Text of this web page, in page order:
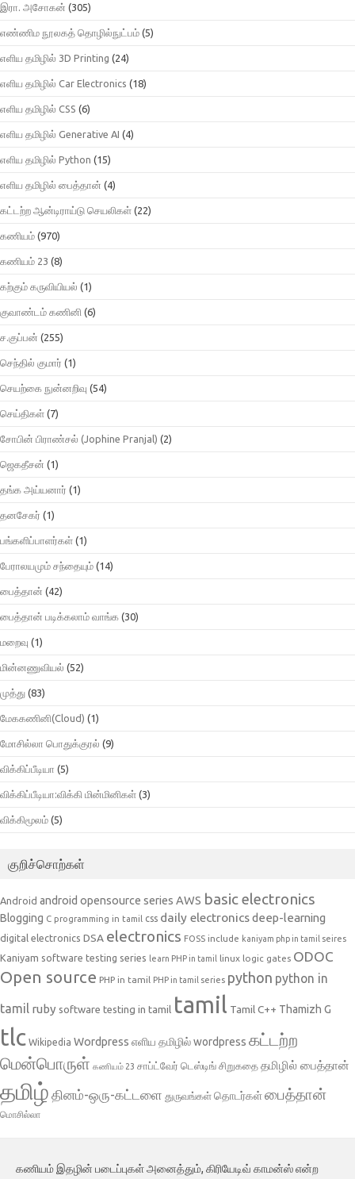
இரா. அசோகன் (305)
எண்ணிம நூலகத் தொழில்நுட்பம் (5)
எளிய தமிழில் 3D Printing (24)
எளிய தமிழில் Car Electronics (18)
எளிய தமிழில் CSS (6)
எளிய தமிழில் Generative AI (4)
எளிய தமிழில் Python (15)
எளிய தமிழில் பைத்தான் (4)
கட்டற்ற ஆன்டிராய்டு செயலிகள் (22)
கணியம் (970)
கணியம் 23 (8)
கற்கும் கருவியியல் (1)
குவாண்டம் கணினி (6)
ச.குப்பன் (255)
செந்தில் குமார் (1)
செயற்கை நுன்னறிவு (54)
செய்திகள் (7)
சோபின் பிராண்சல் (Jophine Pranjal) (2)
ஜெகதீசன் (1)
தங்க அய்யனார் (1)
தனசேகர் (1)
பங்களிப்பாளர்கள் (1)
பேராலயமும் சந்தையும் (14)
பைத்தான் (42)
பைத்தான் படிக்கலாம் வாங்க (30)
மறைவு (1)
மின்னணுவியல் (52)
முத்து (83)
மேககணினி(Cloud) (1)
மோசில்லா பொதுக்குரல் (9)
விக்கிப்பீடியா (5)
விக்கிப்பீடியா:விக்கி மின்மினிகள் (3)
விக்கிமூலம் (5)
குறிச்சொற்கள்
Android android opensource series AWS basic electronics
Blogging C programming in tamil css daily electronicsdeep-learning
digital electronics DSA electronics FOSS include kaniyam php in tamil seires
Kaniyam software testing series learn PHP in tamil linux logic gates ODOC
Open source PHP in tamil PHP in tamil series python python in
tamil ruby software testing in tamil tamil Tamil C++ Thamizh G
tlc Wikipedia Wordpress எளிய தமிழில் wordpress கட்டற்ற
மென்பொருள் கணியம் 23 சாப்ட்வேர் டெஸ்டிங் சிறுகதை தமிழில் பைத்தான்
தமிழ் தினம்-ஒரு-கட்டளை துருவங்கள் தொடர்கள்பைத்தான்
மொசில்லா
கணியம் இதழின் படைப்புகள் அனைத்தும், கிரியேடிவ் காமன்ஸ் என்ற